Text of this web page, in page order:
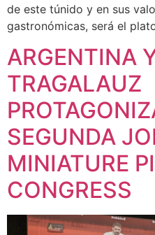
de este túnido y en sus
gastronómicas, será el
ARGENTINA
TRAGALAUZ
SEGUNDA
MINIATURE
CONGRESS